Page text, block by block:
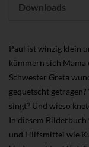
Downloads
Paul ist winzig klein
kümmern sich Mama
Schwester Greta
gequetscht
singt? Und wieso
In diesem
und Hilfsmittel wie